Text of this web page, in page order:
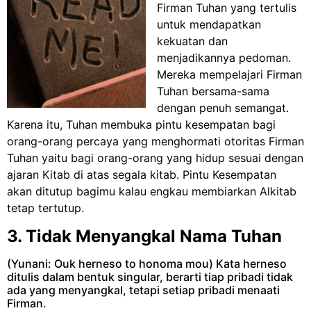
Firman Tuhan yang tertulis
untuk mendapatkan
kekuatan dan
menjadikannya pedoman.
Mereka mempelajari Firman
Tuhan bersama-sama
dengan penuh semangat.
Karena itu, Tuhan membuka pintu kesempatan bagi
orang-orang percaya yang menghormati otoritas Firman
Tuhan yaitu bagi orang-orang yang hidup sesuai dengan
ajaran Kitab di atas segala kitab. Pintu Kesempatan
akan ditutup bagimu kalau engkau membiarkan Alkitab
tetap tertutup.
3. Tidak Menyangkal Nama Tuhan
(Yunani: Ouk herneso to honoma mou) Kata herneso
ditulis dalam bentuk singular, berarti tiap pribadi tidak
ada yang menyangkal, tetapi setiap pribadi menaati
Firman.